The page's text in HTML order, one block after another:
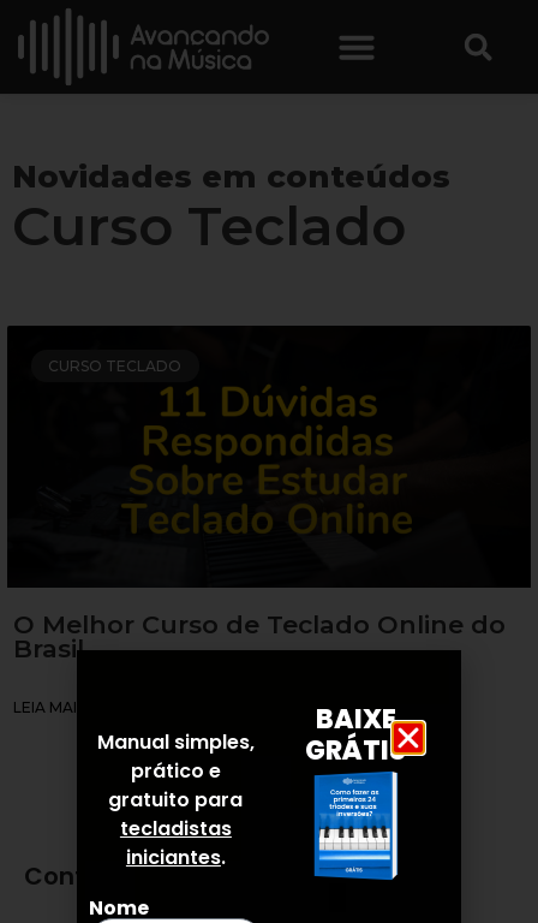
Novidades em conteúdos
Curso Teclado
CURSO TECLADO
O Melhor Curso de Teclado Online do
Brasil
LEIA MAIS »
Conteúdos
Manual simples,
prático e
gratuito para
tecladistas
iniciantes.
Nome
BAIXE
GRÁTIS